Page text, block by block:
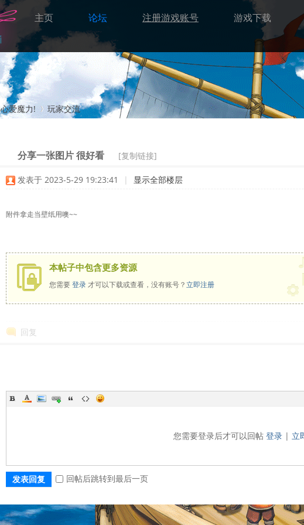
主页 论坛 注册游戏账号 游戏下载
心爱魔力!
›
玩家交流
分享一张图片 很好看 [复制链接]
发表于 2023-5-29 19:23:41 | 显示全部楼层
附件拿走当壁纸用噢~~
本帖子中包含更多资源
您需要登录才可以下载或查看，没有账号？立即注册
回复
您需要登录后才可以回帖 登录| 立
发表回复 回帖后跳转到最后一页